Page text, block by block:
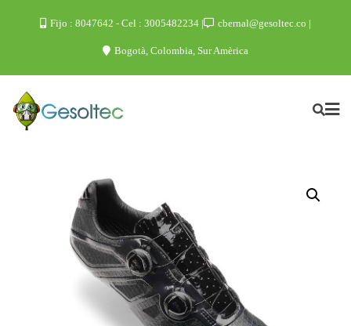
Fijo : 8047642 - Cel : 3005482234 cbernal@gesoltec.co
Bogotà, Colombia, Sur Amèrica